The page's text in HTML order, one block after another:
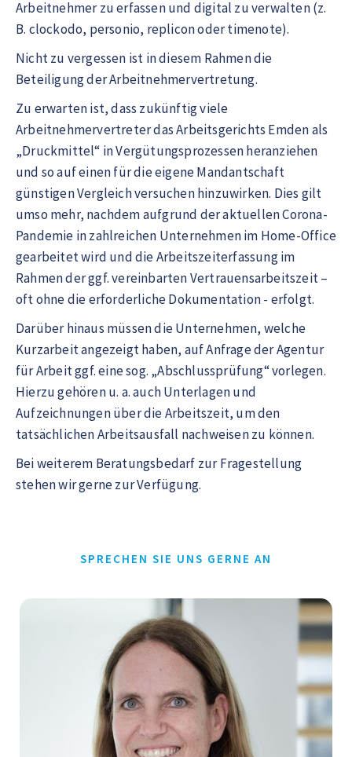
Arbeitnehmer zu erfassen und digital zu verwalten (z.
B. clockodo, personio, replicon oder timenote).
Nicht zu vergessen ist in diesem Rahmen die
Beteiligung der Arbeitnehmervertretung.
Zu erwarten ist, dass zukünftig viele
Arbeitnehmervertreter das Arbeitsgerichts Emden als
„Druckmittel“ in Vergütungsprozessen heranziehen
und so auf einen für die eigene Mandantschaft
günstigen Vergleich versuchen hinzuwirken. Dies gilt
umso mehr, nachdem aufgrund der aktuellen Corona-
Pandemie in zahlreichen Unternehmen im Home-Office
gearbeitet wird und die Arbeitszeiterfassung im
Rahmen der ggf. vereinbarten Vertrauensarbeitszeit –
oft ohne die erforderliche Dokumentation - erfolgt.
Darüber hinaus müssen die Unternehmen, welche
Kurzarbeit angezeigt haben, auf Anfrage der Agentur
für Arbeit ggf. eine sog. „Abschlussprüfung“ vorlegen.
Hierzu gehören u. a. auch Unterlagen und
Aufzeichnungen über die Arbeitszeit, um den
tatsächlichen Arbeitsausfall nachweisen zu können.
Bei weiterem Beratungsbedarf zur Fragestellung
stehen wir gerne zur Verfügung.
SPRECHEN SIE UNS GERNE AN